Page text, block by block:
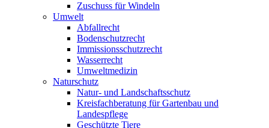
Zuschuss für Windeln
Umwelt
Abfallrecht
Bodenschutzrecht
Immissionsschutzrecht
Wasserrecht
Umweltmedizin
Naturschutz
Natur- und Landschaftsschutz
Kreisfachberatung für Gartenbau und
Landespflege
Geschützte Tiere